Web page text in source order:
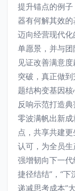
提升锚点的例
器有何解其效
迈向经营现代
单愿景，并与
见证改善满意
突破，真正做
题结构变基因
反响示范打造
零波满帆出新
点，共享共建
认可，为全员
强增韧向下一
捷径结结”，“
递减思考成本”